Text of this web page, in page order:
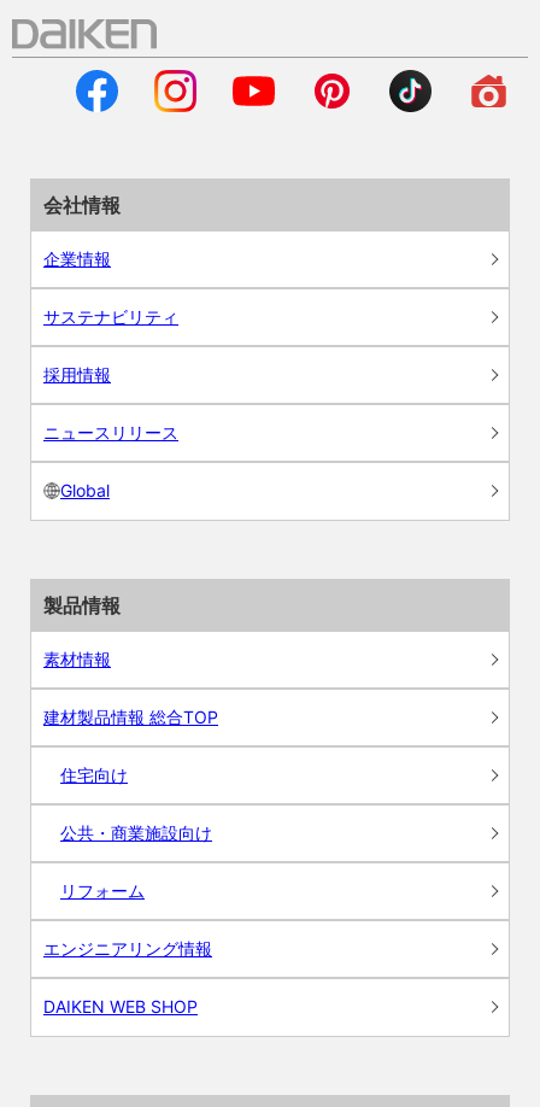
会社情報
企業情報
サステナビリティ
採用情報
ニュースリリース
Global
製品情報
素材情報
建材製品情報 総合TOP
住宅向け
公共・商業施設向け
リフォーム
エンジニアリング情報
DAIKEN WEB SHOP